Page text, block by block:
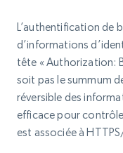
L’authentification de
d’informations
tête « Authorization:
soit pas le summum
réversible des
efficace pour
est associée à